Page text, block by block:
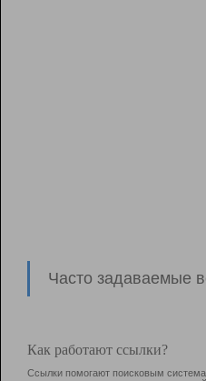
Часто задаваемые
Как работают ссылки?
Ссылки помогают поисковым